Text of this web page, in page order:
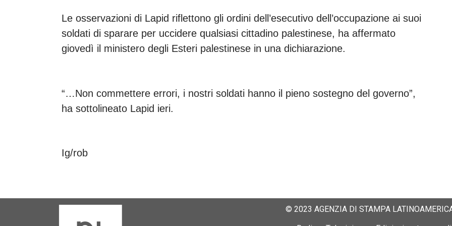
Le osservazioni di Lapid riflettono gli ordini dell’esecutivo dell’occupazione ai suoi
soldati di sparare per uccidere qualsiasi cittadino palestinese, ha affermato
giovedì il ministero degli Esteri palestinese in una dichiarazione.
“…Non commettere errori, i nostri soldati hanno il pieno sostegno del governo”,
ha sottolineato Lapid ieri.
Ig/rob
© 2023 AGENZIA DI STAMPA